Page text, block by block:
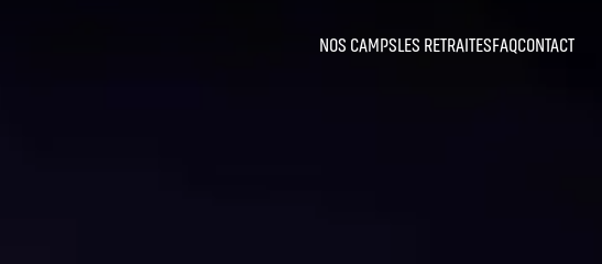
NOS CAMPSLES RETRAITESFAQCONTACT